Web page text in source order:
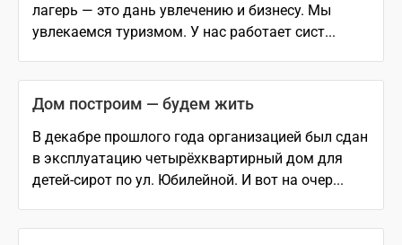
лагерь — это дань увлечению и бизнесу. Мы
увлекаемся туризмом. У нас работает сист...
Дом построим — будем жить
В декабре прошлого года организацией был сдан
в эксплуатацию четырёхквартирный дом для
детей-сирот по ул. Юбилейной. И вот на очер...